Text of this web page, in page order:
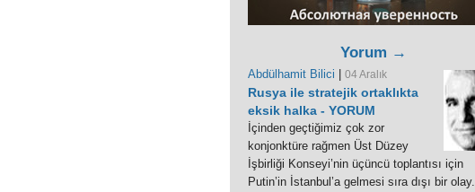
Yorum →
Abdülhamit Bilici 04 Aralık
Rusya ile stratejik ortaklıkta
eksik halka - YORUM
İçinden geçtiğimiz çok zor
konjonktüre rağmen Üst Düzey
İşbirliği Konseyi’nin üçüncü toplantısı için
Putin’in İstanbul’a gelmesi sıra dışı bir olay.